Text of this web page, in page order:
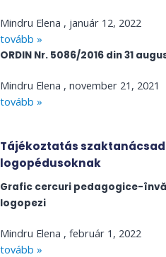
Mindru Elena
január 12, 2022
tovább »
ORDIN Nr. 5086/2016 din 31
Mindru Elena
november 21, 2021
tovább »
Tájékoztatás
logopédusoknak
Grafic cercuri pedagogice-
logopezi
Mindru Elena
február 1, 2022
tovább »